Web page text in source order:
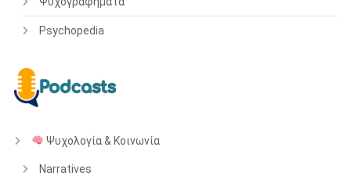
Psychopedia
Ψυχολογία & Κοινωνία
Narratives